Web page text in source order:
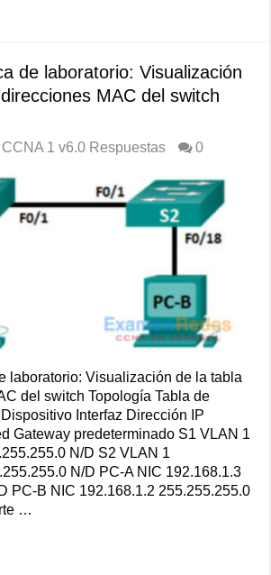
de laboratorio: Visualización
MAC del switch
CCNA 1 v6.0 Respuestas 0
laboratorio: Visualización de la tabla
del switch Topología Tabla de
Interfaz Dirección IP
Gateway predeterminado S1 VLAN 1
N/D S2 VLAN 1
N/D PC-A NIC 192.168.1.3
PC-B NIC 192.168.1.2 255.255.255.0
…